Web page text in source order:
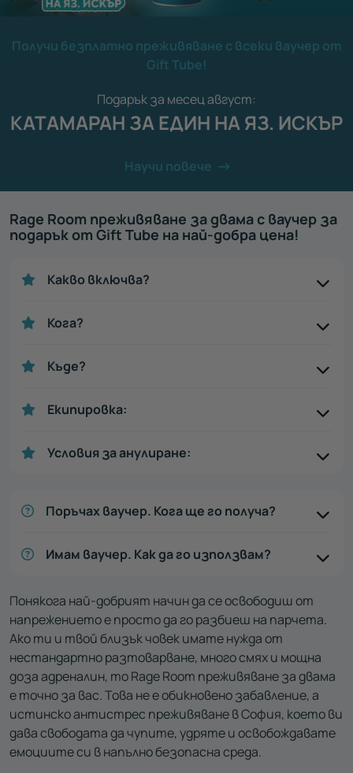
Получи безплатно преживяване с всеки ваучер от
Gift Tube!
Подарък за месец август:
КАТАМАРАН ЗА ЕДИН НА ЯЗ. ИСКЪР
Научи повече
Rage Room преживяване за двама с ваучер за
подарък oт Gift Tube на най-добра цена!
Какво включва?
Кога?
Къде?
Екипировка:
Условия за анулиране:
Поръчах ваучер. Кога ще го получа?
Имам ваучер. Как да го използвам?
Понякога най-добрият начин да се освободиш от
напрежението е просто да го разбиеш на парчета.
Ако ти и твой близък човек имате нужда от
нестандартно разтоварване, много смях и мощна
доза адреналин, то Rage Room преживяване за двама
е точно за вас. Това не е обикновено забавление, а
истинско антистрес преживяване в София, което ви
дава свободата да чупите, удряте и освобождавате
емоциите си в напълно безопасна среда.